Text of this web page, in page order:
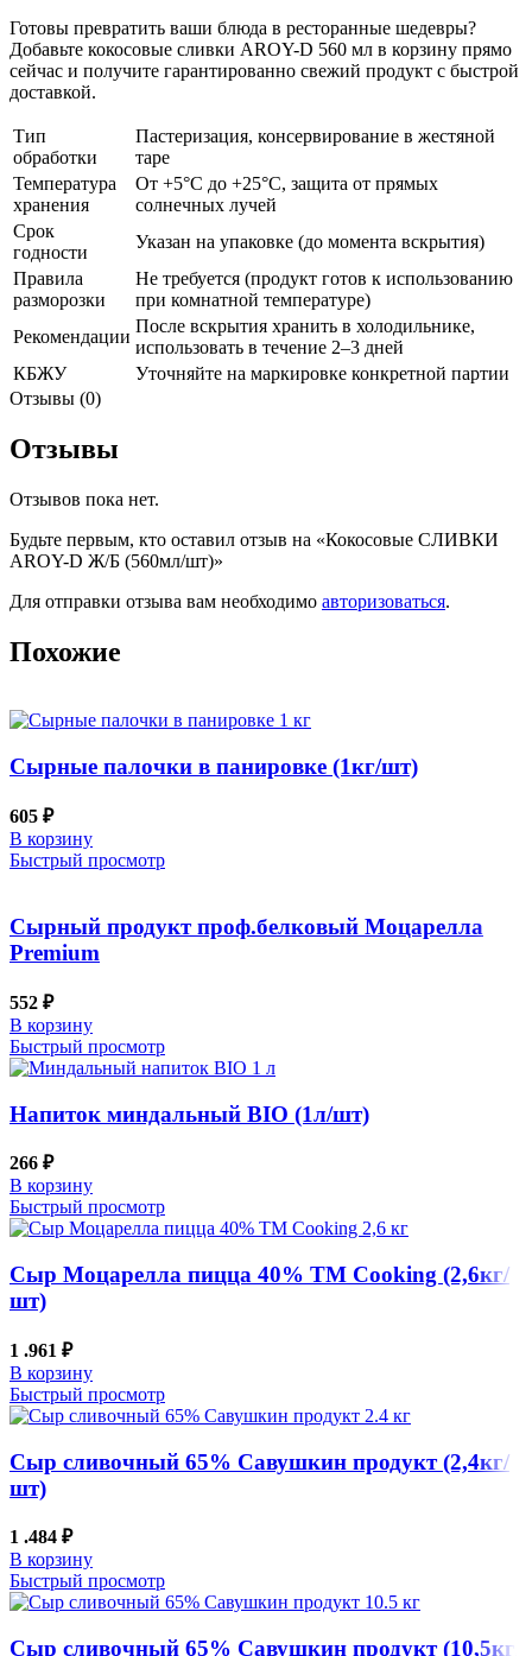
Готовы превратить ваши блюда в ресторанные шедевры?
Добавьте кокосовые сливки AROY-D 560 мл в корзину прямо
сейчас и получите гарантированно свежий продукт с быстрой
доставкой.
Тип
обработки
Пастеризация, консервирование в жестяной
таре
Температура
хранения
От +5°C до +25°C, защита от прямых
солнечных лучей
Срок
годности
Указан на упаковке (до момента вскрытия)
Правила
разморозки
Не требуется (продукт готов к использованию
при комнатной температуре)
Рекомендации
После вскрытия хранить в холодильнике,
использовать в течение 2–3 дней
КБЖУ
Уточняйте на маркировке конкретной партии
Отзывы (0)
Отзывы
Отзывов пока нет.
Будьте первым, кто оставил отзыв на «Кокосовые СЛИВКИ
AROY-D Ж/Б (560мл/шт)»
Для отправки отзыва вам необходимо авторизоваться.
Похожие
Сырные палочки в панировке (1кг/шт)
605 ₽
В корзину
Быстрый просмотр
Сырный продукт проф.белковый Моцарелла
Premium
552 ₽
В корзину
Быстрый просмотр
Напиток миндальный BIO (1л/шт)
266 ₽
В корзину
Быстрый просмотр
Сыр Моцарелла пицца 40% ТМ Cooking (2,6кг/
шт)
1 .961 ₽
В корзину
Быстрый просмотр
Сыр сливочный 65% Савушкин продукт (2,4кг/
шт)
1 .484 ₽
В корзину
Быстрый просмотр
Сыр сливочный 65% Савушкин продукт (10,5кг/